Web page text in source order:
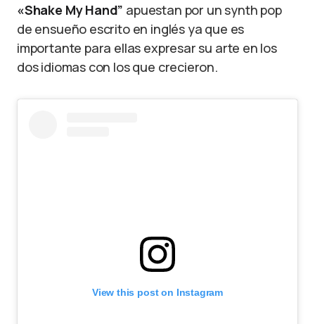
«Shake My Hand” apuestan por un synth pop
de ensueño escrito en inglés ya que es
importante para ellas expresar su arte en los
dos idiomas con los que crecieron.
View this post on Instagram